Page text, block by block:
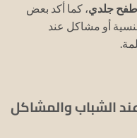
طفح جلدي، كما أكد بعض
أو مشاكل عند
الشباب والمشاكل